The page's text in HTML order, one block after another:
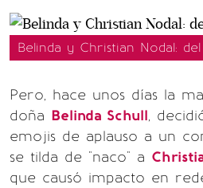
Belinda y Christian Nodal:
Pero, hace unos días la
doña Belinda Schull,
emojis de aplauso a un
se tilda de "naco" a
que causó impacto en